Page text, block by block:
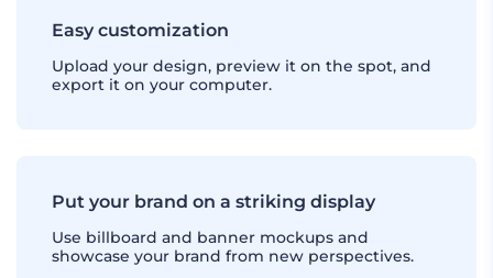
Easy customization
Upload your design, preview it on the spot, and
export it on your computer.
Put your brand on a striking display
Use billboard and banner mockups and
showcase your brand from new perspectives.